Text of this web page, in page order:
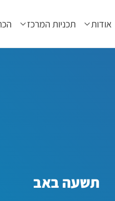
אודות תכניות המרכז
תשעה באב